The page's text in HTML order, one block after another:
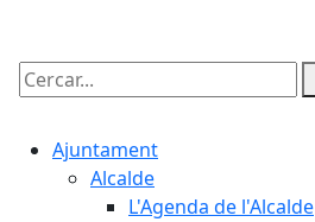
Cercar:
Ajuntament
Alcalde
L'Agenda de l'Alcalde